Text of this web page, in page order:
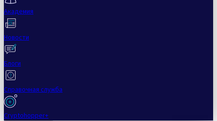
Академия
Новости
Блоги
Справочная служба
Cryptohopper+